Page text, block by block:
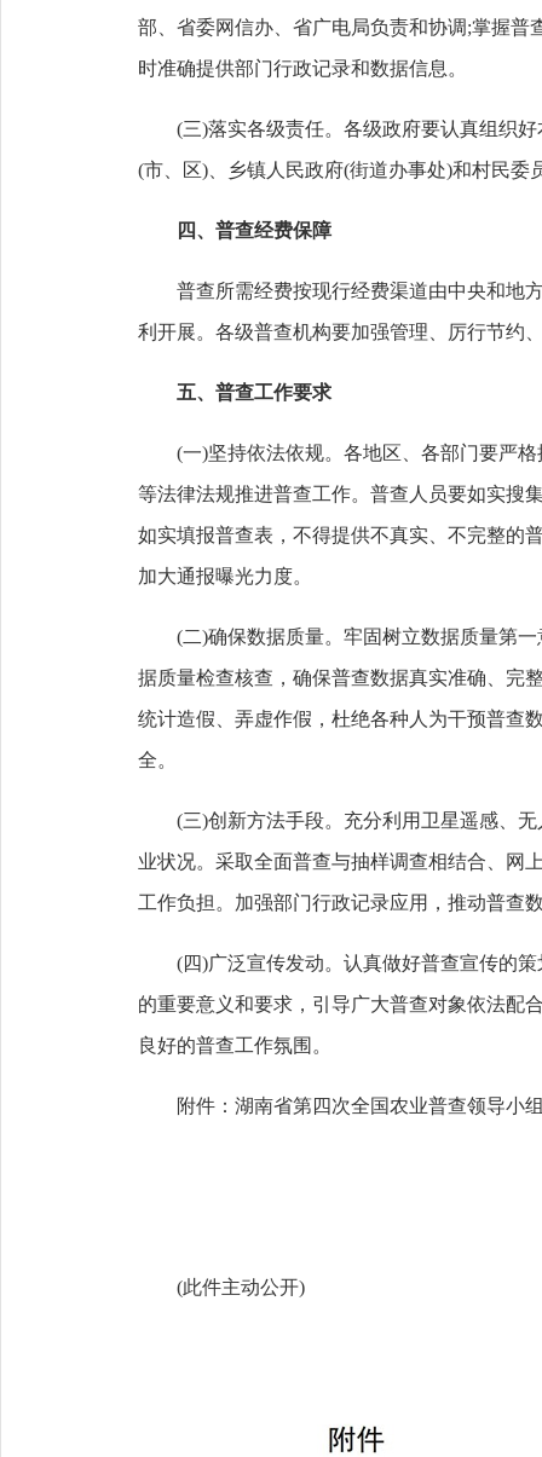
部、省委网信办、省广电局负责和协调;掌握
时准确提供部门行政记录和数据信息。
(三)落实各级责任。各级政府要认真组织好
(市、区)、乡镇人民政府(街道办事处)和村民
四、普查经费保障
普查所需经费按现行经费渠道由中央和地方
利开展。各级普查机构要加强管理、厉行节约
五、普查工作要求
(一)坚持依法依规。各地区、各部门要严格
等法律法规推进普查工作。普查人员要如实搜
如实填报普查表，不得提供不真实、不完整的
加大通报曝光力度。
(二)确保数据质量。牢固树立数据质量第一
据质量检查核查，确保普查数据真实准确、完
统计造假、弄虚作假，杜绝各种人为干预普查
全。
(三)创新方法手段。充分利用卫星遥感、无
业状况。采取全面普查与抽样调查相结合、网
工作负担。加强部门行政记录应用，推动普查
(四)广泛宣传发动。认真做好普查宣传的策
的重要意义和要求，引导广大普查对象依法配
良好的普查工作氛围。
附件：湖南省第四次全国农业普查领导小
(此件主动公开)